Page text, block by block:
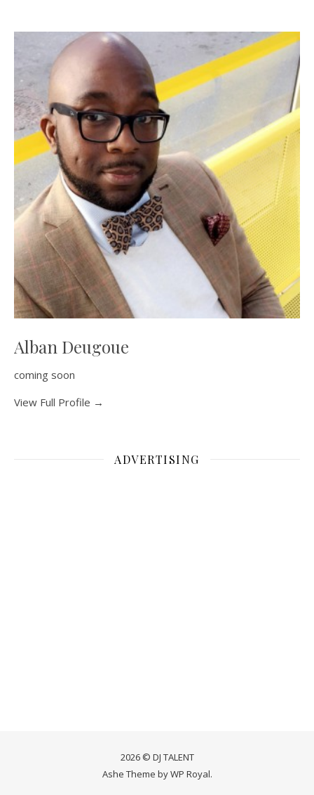
Alban Deugoue
coming soon
View Full Profile →
ADVERTISING
2026 © DJ TALENT
Ashe Theme byWP Royal.